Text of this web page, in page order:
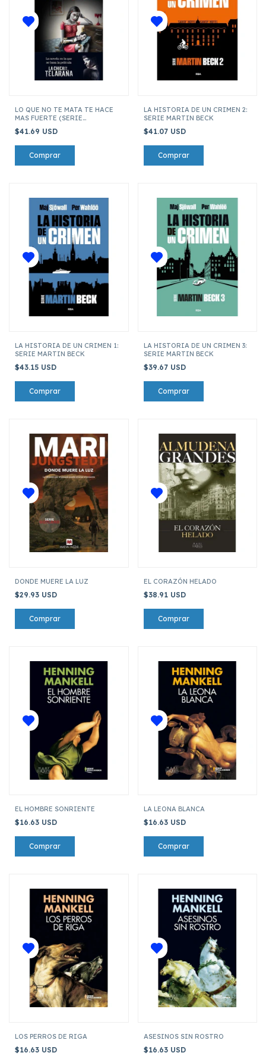
LO QUE NO TE MATA TE HACE
MAS FUERTE (SERIE
$41.69 USD
LA HISTORIA DE UN CRIMEN 2:
SERIE MARTIN BECK
$41.07 USD
LA HISTORIA DE UN CRIMEN 1:
SERIE MARTIN BECK
$43.15 USD
LA HISTORIA DE UN CRIMEN 3:
SERIE MARTIN BECK
$39.67 USD
DONDE MUERE LA LUZ
$29.93 USD
EL CORAZÓN HELADO
$38.91 USD
EL HOMBRE SONRIENTE
$16.63 USD
LA LEONA BLANCA
$16.63 USD
LOS PERROS DE RIGA
$16.63 USD
ASESINOS SIN ROSTRO
$16.63 USD